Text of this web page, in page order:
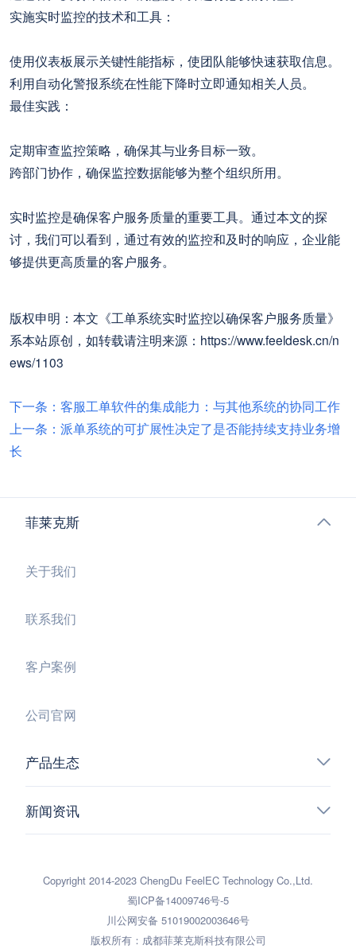
实施实时监控的技术和工具：
使用仪表板展示关键性能指标，使团队能够快速获取信息。
利用自动化警报系统在性能下降时立即通知相关人员。
最佳实践：
定期审查监控策略，确保其与业务目标一致。
跨部门协作，确保监控数据能够为整个组织所用。
实时监控是确保客户服务质量的重要工具。通过本文的探
讨，我们可以看到，通过有效的监控和及时的响应，企业能
够提供更高质量的客户服务。
版权申明：本文《工单系统实时监控以确保客户服务质量》
系本站原创，如转载请注明来源：https://www.feeldesk.cn/n
ews/1103
下一条：客服工单软件的集成能力：与其他系统的协同工作
上一条：派单系统的可扩展性决定了是否能持续支持业务增
长
菲莱克斯
关于我们
联系我们
客户案例
公司官网
产品生态
新闻资讯
Copyright 2014-2023 ChengDu FeelEC Technology Co.,Ltd.
蜀ICP备14009746号-5
川公网安备 51019002003646号
版权所有：成都菲莱克斯科技有限公司